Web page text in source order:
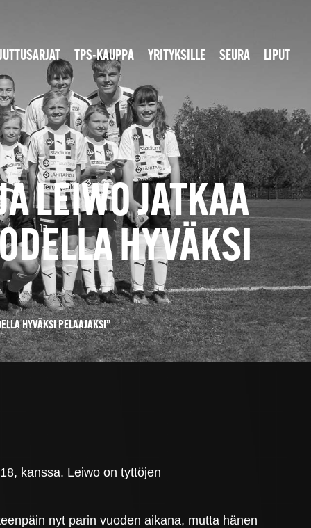
TPS-KAUPPA YRITYKSILLE SEURA LIPUT
LEIWO JATKAA
HYVÄKSI
HYVÄKSI PELAAJAKSI”
kanssa. Leiwo on tyttöjen
nyt parin vuoden aikana, mutta hänen